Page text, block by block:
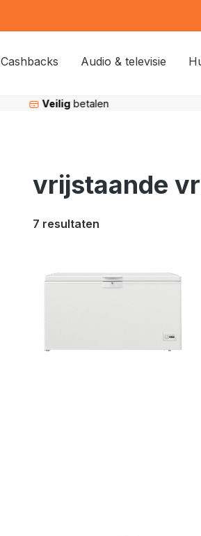
Cashbacks Audio & televisie
Veiligbetalen
vrijstaande
7 resultaten